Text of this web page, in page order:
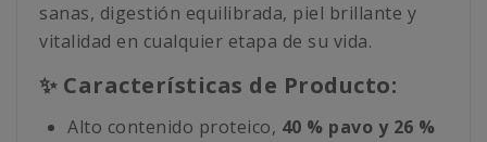
sanas, digestión equilibrada, piel brillante y
vitalidad en cualquier etapa de su vida.
✨ Características de Producto:
Alto contenido proteico, 40 % pavo y 26 %